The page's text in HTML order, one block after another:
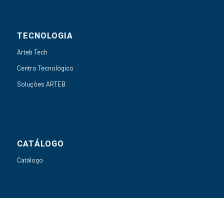
TECNOLOGIA
Arteb Tech
Centro Tecnológico
Soluções ARTEB
CATÁLOGO
Catálogo